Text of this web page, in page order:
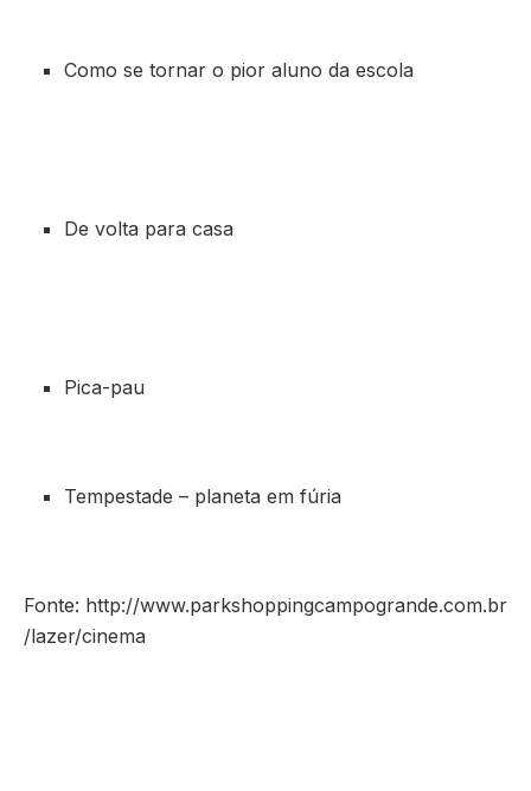
Como se tornar o pior aluno da escola
De volta para casa
Pica-pau
Tempestade – planeta em fúria
Fonte: http://www.parkshoppingcampogrande.com.br
/lazer/cinema